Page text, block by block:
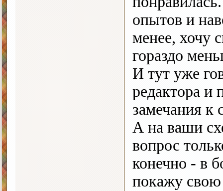
опытов и
менее, хочу
гораздо
И тут уже
редактора и
замечания к
А на ваши
вопрос
конечно - в
покажу